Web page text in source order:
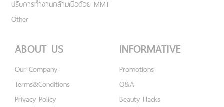
ปรับการทำงานกล้ามเนื้อด้วย MMT
Other
ABOUT US
Our Company
Terms&Conditions
Privacy Policy
INFORMATIVE
Promotions
Q&A
Beauty Hacks